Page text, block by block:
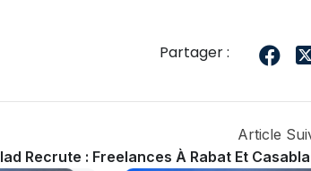
Partager :
Article
Recrute : Freelances À Rabat Et